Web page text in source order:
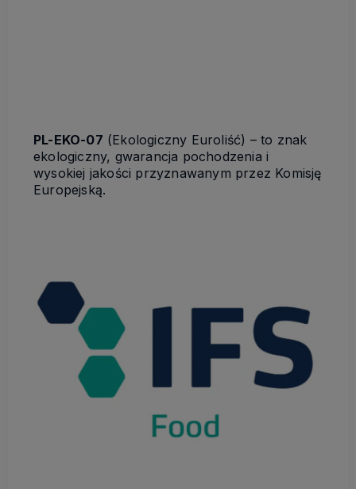
PL-EKO-07 (Ekologiczny Euroliść) – to znak
ekologiczny, gwarancja pochodzenia i
wysokiej jakości przyznawanym przez Komisję
Europejską.